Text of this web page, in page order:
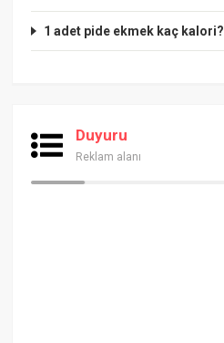
1 adet pide ekmek kaç kalori?
Duyuru
Reklam alanı